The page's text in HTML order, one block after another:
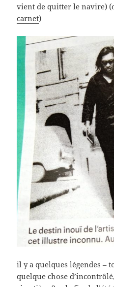
vient de quitter le navire)
carnet)
il y a quelques légendes –
quelque chose